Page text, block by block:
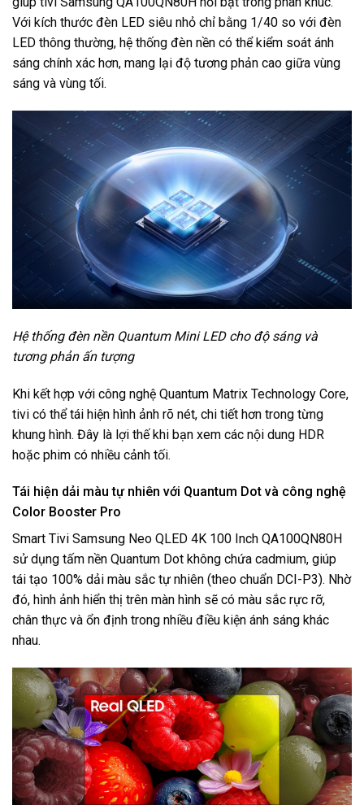
Với kích thước đèn LED siêu nhỏ chỉ bằng 1/40 so với đèn
LED thông thường, hệ thống đèn nền có thể kiểm soát ánh
sáng chính xác hơn, mang lại độ tương phản cao giữa vùng
sáng và vùng tối.
Hệ thống đèn nền Quantum Mini LED cho độ sáng và
tương phản ấn tượng
Khi kết hợp với công nghệ Quantum Matrix Technology Core,
tivi có thể tái hiện hình ảnh rõ nét, chi tiết hơn trong từng
khung hình. Đây là lợi thế khi bạn xem các nội dung HDR
hoặc phim có nhiều cảnh tối.
Tái hiện dải màu tự nhiên với Quantum Dot và công nghệ
Color Booster Pro
Smart Tivi Samsung Neo QLED 4K 100 Inch QA100QN80H
sử dụng tấm nền Quantum Dot không chứa cadmium, giúp
tái tạo 100% dải màu sắc tự nhiên (theo chuẩn DCI-P3). Nhờ
đó, hình ảnh hiển thị trên màn hình sẽ có màu sắc rực rỡ,
chân thực và ổn định trong nhiều điều kiện ánh sáng khác
nhau.